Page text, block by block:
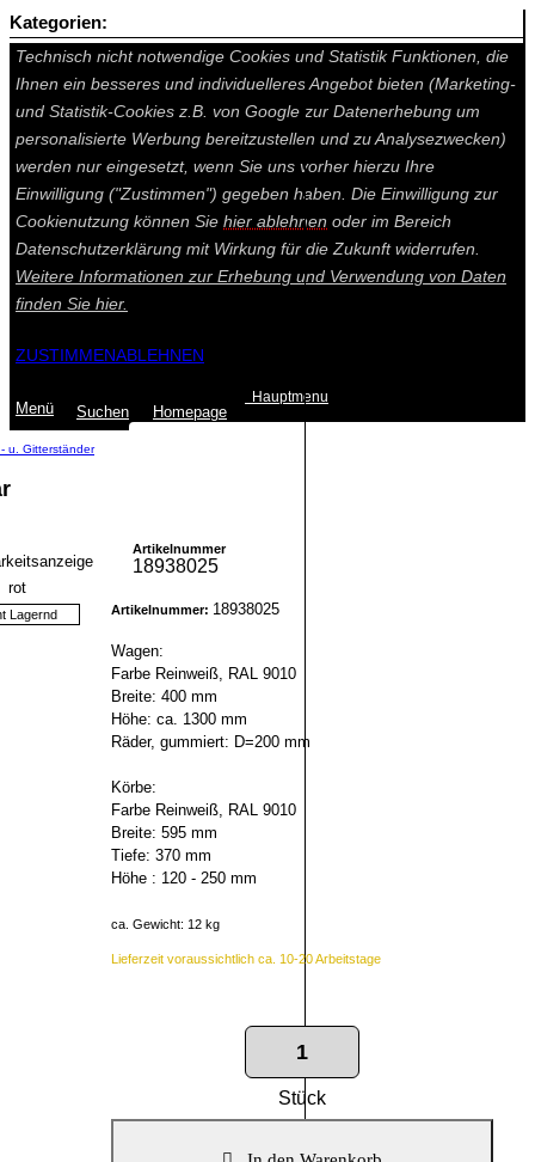
Auf dieser Seite werden technisch notwendige Cookies gesetzt.
Technisch nicht notwendige Cookies und Statistik Funktionen, die
Ihnen ein besseres und individuelleres Angebot bieten (Marketing-
und Statistik-Cookies z.B. von Google zur Datenerhebung um
personalisierte Werbung bereitzustellen und zu Analysezwecken)
werden nur eingesetzt, wenn Sie uns vorher hierzu Ihre
Einwilligung ("Zustimmen") gegeben haben. Die Einwilligung zur
Cookienutzung können Sie hier ablehnen oder im Bereich
Datenschutzerklärung mit Wirkung für die Zukunft widerrufen.
Weitere Informationen zur Erhebung und Verwendung von Daten
finden Sie hier.
ZUSTIMMENABLEHNEN
Menü Suchen Homepage
Hauptmenu
u. Gitterständer
Lagernd
Artikelnummer
18938025
Artikelnummer: 18938025
Wagen:
Farbe Reinweiß, RAL 9010
Breite: 400 mm
Höhe: ca. 1300 mm
Räder, gummiert: D=200 mm
Körbe:
Farbe Reinweiß, RAL 9010
Breite: 595 mm
Tiefe: 370 mm
Höhe : 120 - 250 mm
ca. Gewicht: 12 kg
Lieferzeit voraussichtlich ca. 10-20 Arbeitstage
Stück
Kategorien: